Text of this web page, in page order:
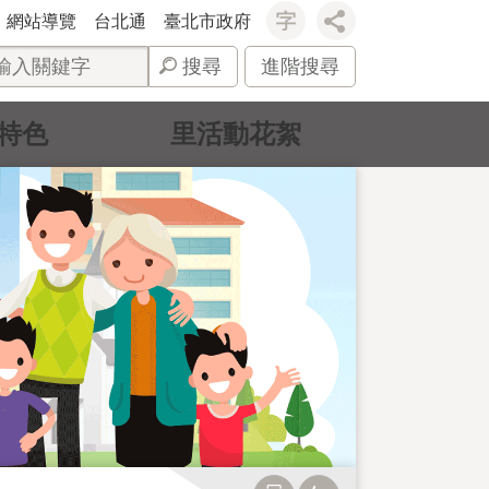
網站導覽 台北通 臺北市政府
搜尋 進階搜尋
色 里活動花絮